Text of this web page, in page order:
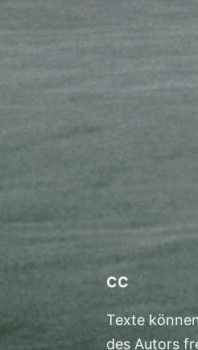
CC
Texte
des Autors